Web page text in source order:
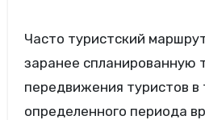
Часто туристский
заранее спланированную
передвижения туристов в
определенного периода